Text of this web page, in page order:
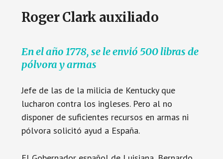
Roger Clark auxiliado
En el año 1778, se le envió 500 libras de
pólvora y armas
Jefe de las de la milicia de Kentucky que
lucharon contra los ingleses. Pero al no
disponer de suficientes recursos en armas ni
pólvora solicitó ayud a España.